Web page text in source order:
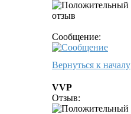
Сообщение:
Вернуться к началу
VVP
Отзыв: